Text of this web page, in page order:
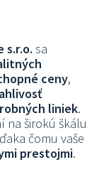
s.r.o.sa
ceny,
liniek.
na širokú škálu
čomu vaše
prestojmi.